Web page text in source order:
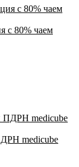
с 80% чаем
medicube